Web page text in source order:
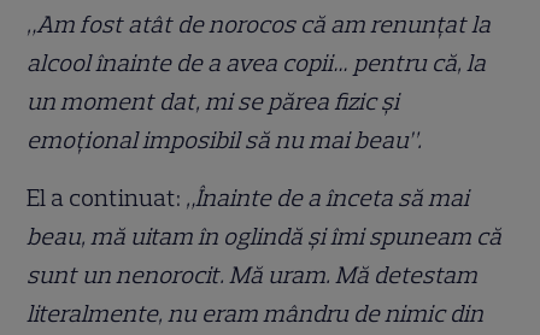
„Am fost atât de norocos că am renunțat la
alcool înainte de a avea copii… pentru că, la
un moment dat, mi se părea fizic și
emoțional imposibil să nu mai beau”.
El a continuat: „Înainte de a înceta să mai
beau, mă uitam în oglindă și îmi spuneam că
sunt un nenorocit. Mă uram. Mă detestam
literalmente, nu eram mândru de nimic din